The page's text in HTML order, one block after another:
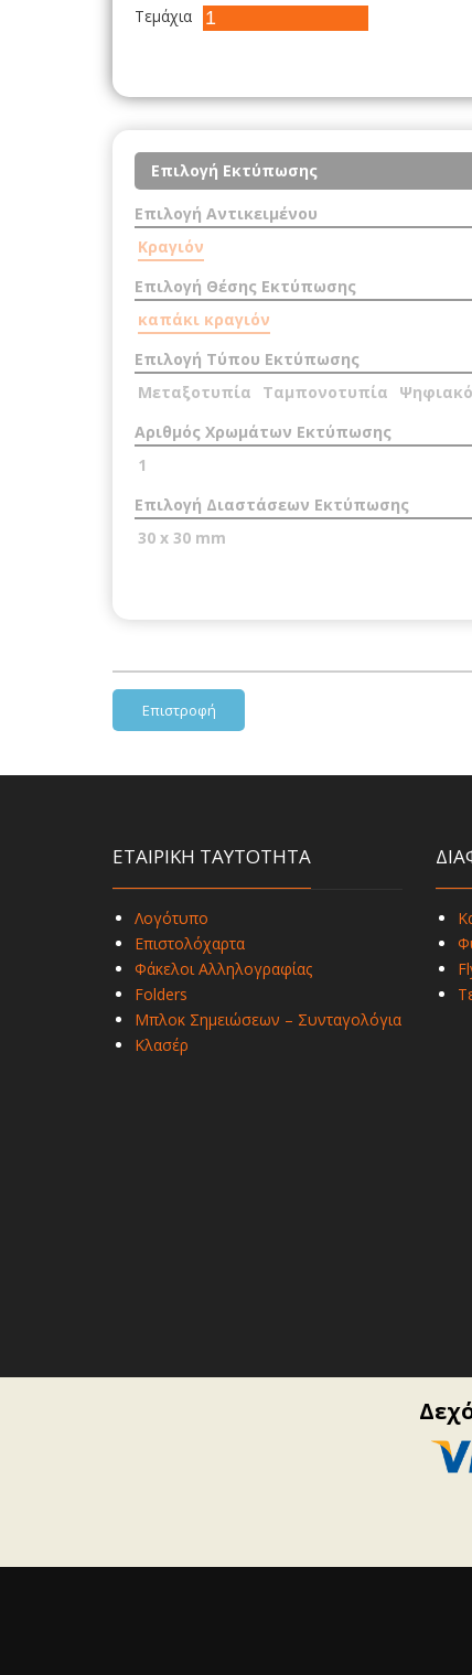
Τεμάχια
Επιλογή Εκτύπωσης
Επιλογή Αντικειμένου
Κραγιόν
Επιλογή Θέσης Εκτύπωσης
καπάκι κραγιόν
Επιλογή Τύπου Εκτύπωσης
Μεταξοτυπία
Ταμπονοτυπία
Αριθμός Χρωμάτων Εκτύπωσης
1
Επιλογή Διαστάσεων Εκτύπωσης
30 x 30 mm
Επιστροφή
ΕΤΑΙΡΙΚΗ ΤΑΥΤΟΤΗΤΑ
Λογότυπο
Επιστολόχαρτα
Φάκελοι Αλληλογραφίας
Folders
Μπλοκ Σημειώσεων – Συνταγολόγια
Κλασέρ